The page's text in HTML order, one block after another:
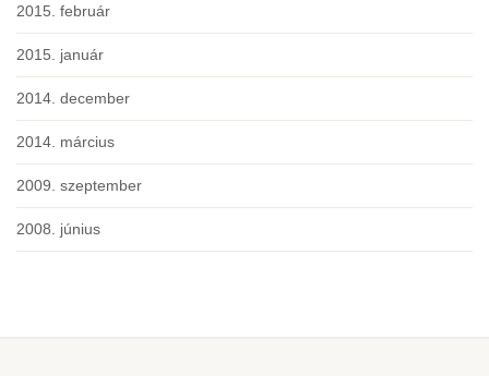
2015. február
2015. január
2014. december
2014. március
2009. szeptember
2008. június